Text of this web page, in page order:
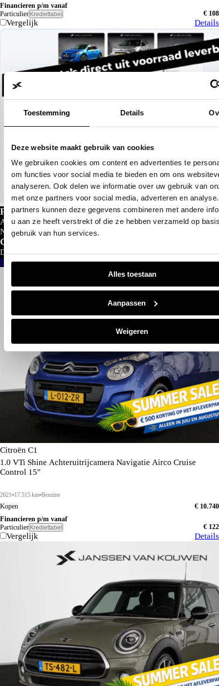
Toestemming Details
Deze website maakt gebruik van cookies
We gebruiken cookies om content en advertenties te
om functies voor social media te bieden en om ons
analyseren. Ook delen we informatie over uw gebruik van
met onze partners voor social media, adverteren en
partners kunnen deze gegevens combineren met andere
u aan ze heeft verstrekt of die ze hebben verzameld op
gebruik van hun services.
Alles toestaan
Aanpassen
Weigeren
Financieren p/m vanaf
Particulier Krediettabel € 108
Vergelijk Details
Private lease
Al gedacht aan private lease?
Nu al vanaf€299- p/m
Configureer nu
Direct leverbaar
Bekijk aanbod
Citroën C1
1.0 VTi Shine Achteruitrijcamera Navigatie Airco Cruise
Control 15"
2021 17.515 km Benzine
Kopen
€ 10.740
Financieren p/m vanaf
Particulier Krediettabel € 122
Vergelijk Details